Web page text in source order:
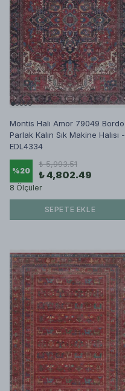
Montis Halı Amor 79049 Bordo
Parlak Kalın Sık Makine Halısı -
EDL4334
%20
₺ 5,993.51
₺ 4,802.49
8 Ölçüler
SEPETE EKLE